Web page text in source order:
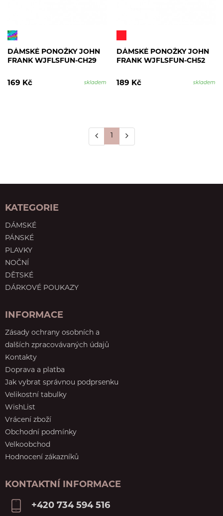
DÁMSKÉ PONOŽKY JOHN
FRANK WJFLSFUN-CH29
169 Kč skladem
DÁMSKÉ PONOŽKY JOHN
FRANK WJFLSFUN-CH52
189 Kč skladem
KATEGORIE
DÁMSKÉ
PÁNSKÉ
PLAVKY
NOČNÍ
DĚTSKÉ
DÁRKOVÉ POUKAZY
INFORMACE
Zásady ochrany osobních a
dalších zpracovávaných údajů
Kontakty
Doprava a platba
Jak vybrat správnou podprsenku
Velikostní tabulky
WishList
Vrácení zboží
Obchodní podmínky
Velkoobchod
Hodnocení zákazníků
KONTAKTNÍ INFORMACE
+420 734 594 516